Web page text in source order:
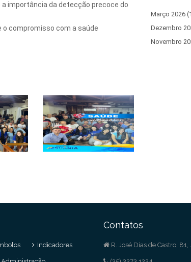
importância da detecção precoce do
o compromisso com a saúde
Março 2026
Dezembro
Novembro
Indicadores
Contatos
R. José Dias de Castro,